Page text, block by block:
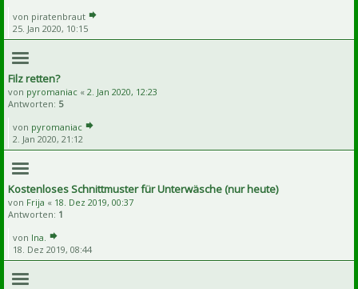
von piratenbraut
25. Jan 2020, 10:15
Filz retten?
von pyromaniac « 2. Jan 2020, 12:23
Antworten: 5
von pyromaniac
2. Jan 2020, 21:12
Kostenloses Schnittmuster für Unterwäsche (nur heute)
von Frija « 18. Dez 2019, 00:37
Antworten: 1
von Ina.
18. Dez 2019, 08:44